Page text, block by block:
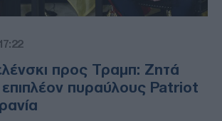
προς Τραμπ: Ζητά
επιπλέον πυραύλους Patriot